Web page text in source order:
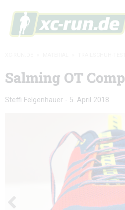
Salming OT Comp
Steffi Felgenhauer - 5. April 2018